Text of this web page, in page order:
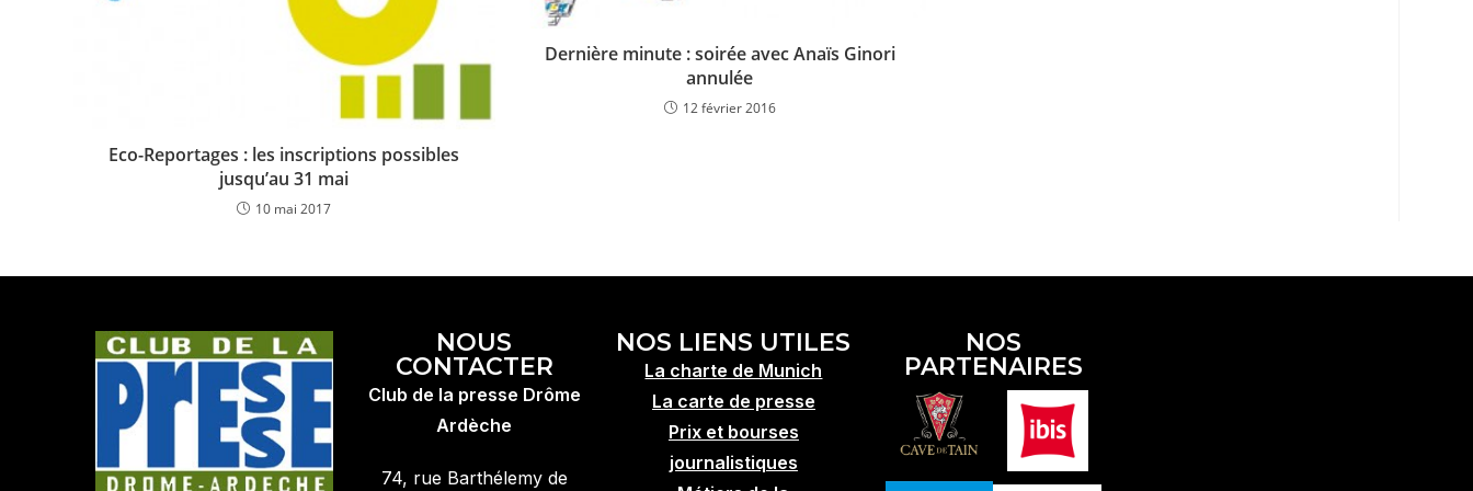
Eco-Reportages : les inscriptions possibles
jusqu’au 31 mai
10 mai 2017
Dernière minute : soirée avec Anaïs Ginori
annulée
12 février 2016
NOUS
CONTACTER
Club de la presse Drôme
Ardèche
74, rue Barthélemy de
NOS LIENS UTILES
La charte de Munich
La carte de presse
Prix et bourses
journalistiques
NOS
PARTENAIRES